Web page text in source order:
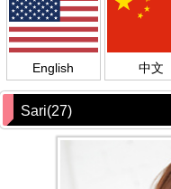
English 中文
Sari(27)